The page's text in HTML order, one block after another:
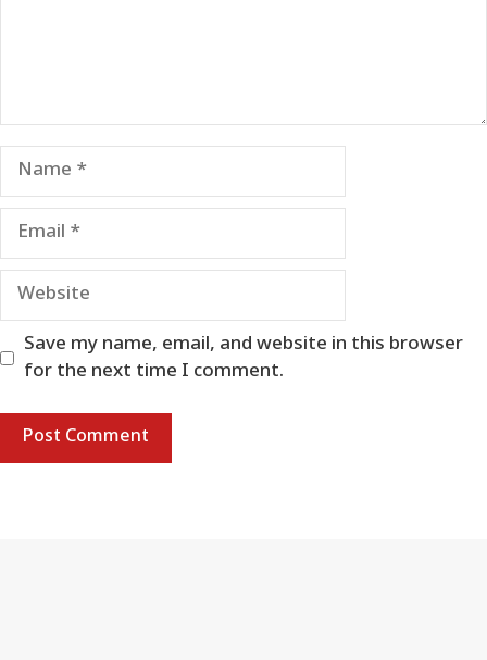
Name
Email
Website
Save my name, email, and website in this browser
for the next time I comment.